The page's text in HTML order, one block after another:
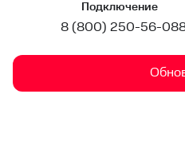
Подключение
8 (800) 250-56-08